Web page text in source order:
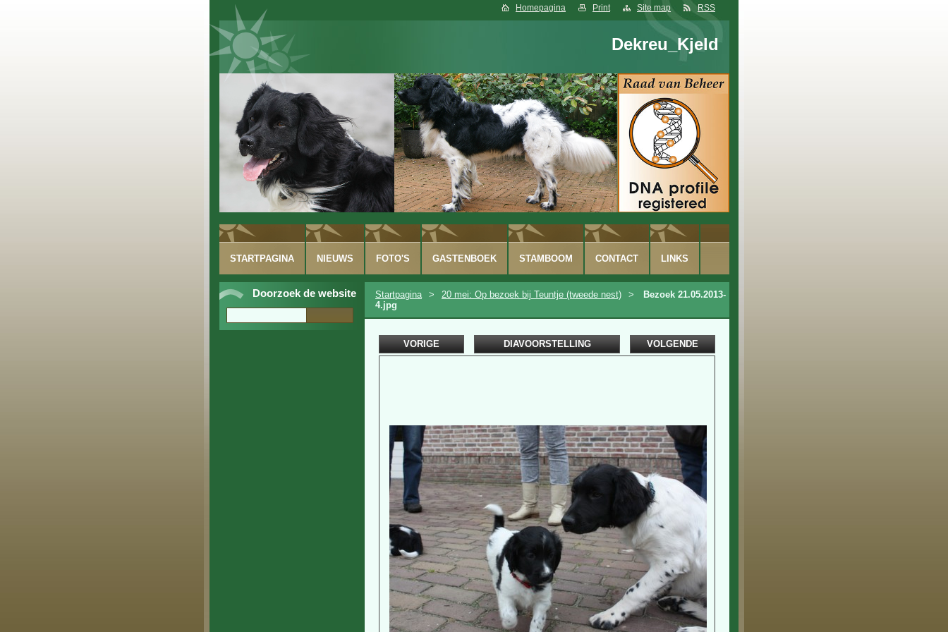
Homepagina Print Site map RSS
Dekreu_Kjeld
Doorzoek de website Startpagina > 20 mei: Op bezoek bij Teuntje (tweede nest) >
Bezoek 21.05.2013-
4.jpg
VORIGE DIAVOORSTELLING VOLGENDE
STARTPAGINA NIEUWS FOTO'S GASTENBOEK STAMBOOM CONTACT LINKS